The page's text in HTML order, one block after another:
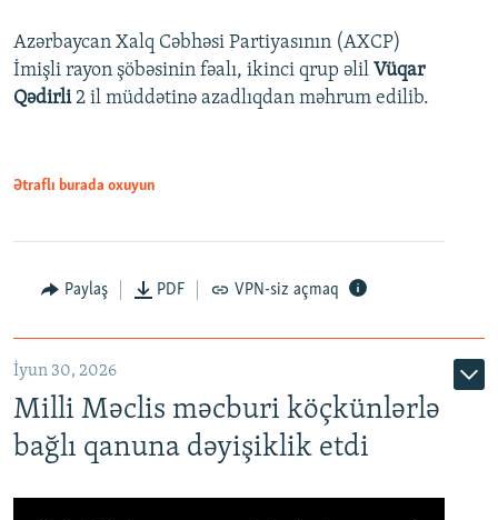
Azərbaycan Xalq Cəbhəsi Partiyasının (AXCP)
İmişli rayon şöbəsinin fəalı, ikinci qrup əlil Vüqar
Qədirli2 il müddətinə azadlıqdan məhrum edilib.
Ətraflı burada oxuyun
Paylaş PDF VPN-siz açmaq
İyun 30, 2026
Milli Məclis məcburi köçkünlərlə
bağlı qanuna dəyişiklik etdi